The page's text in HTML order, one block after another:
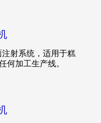
射系统，适用于糕
何加工生产线。